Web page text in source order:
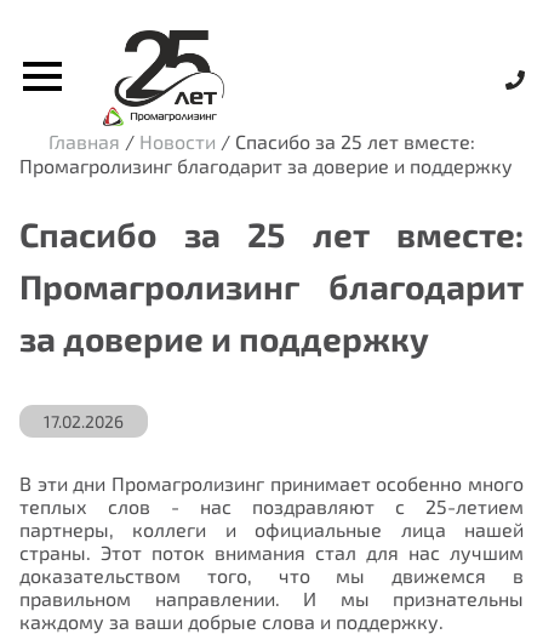
Главная / Новости / Спасибо за 25 лет вместе:
Промагролизинг благодарит за доверие и поддержку
Спасибо за 25 лет вместе:
Промагролизинг благодарит
за доверие и поддержку
17.02.2026
В эти дни Промагролизинг принимает особенно много
теплых слов - нас поздравляют с 25-летием
партнеры, коллеги и официальные лица нашей
страны. Этот поток внимания стал для нас лучшим
доказательством того, что мы движемся в
правильном направлении. И мы признательны
каждому за ваши добрые слова и поддержку.